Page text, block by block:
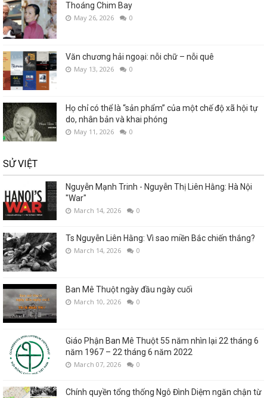
Thoáng Chim Bay
May 26, 2026 0
Văn chương hải ngoại: nỗi chữ – nỗi quê
May 13, 2026 0
Họ chỉ có thể là “sản phẩm” của một chế độ xã hội tự
do, nhân bản và khai phóng
May 11, 2026 0
SỬ VIỆT
Nguyễn Mạnh Trinh - Nguyễn Thị Liên Hằng: Hà Nội
"War"
March 14, 2026 0
Ts Nguyễn Liên Hằng: Vì sao miền Bắc chiến thắng?
March 14, 2026 0
Ban Mê Thuột ngày đầu ngày cuối
March 10, 2026 0
Giáo Phận Ban Mê Thuột 55 năm nhìn lại 22 tháng 6
năm 1967 – 22 tháng 6 năm 2022
March 07, 2026 0
Chính quyền tổng thống Ngô Đình Diệm ngăn chận từ